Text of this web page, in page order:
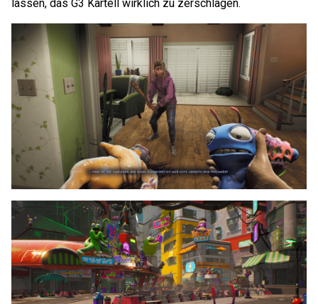
lassen, das G3 Kartell wirklich zu zerschlagen.